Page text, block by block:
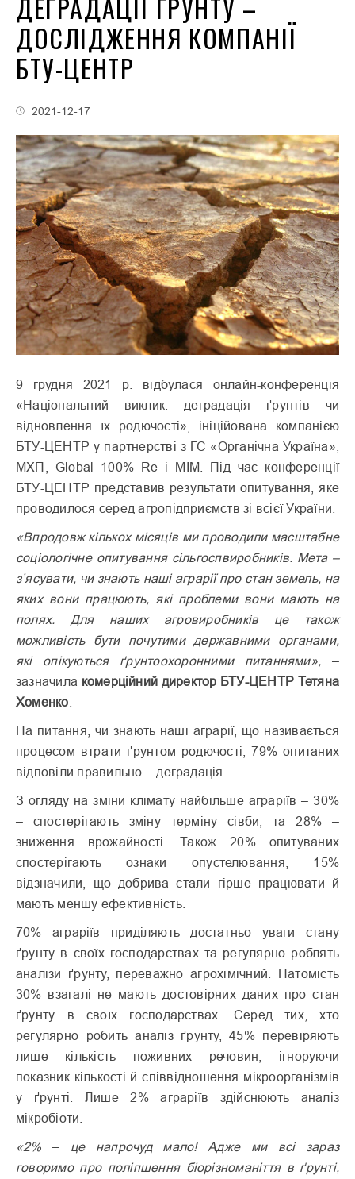
ДЕГРАДАЦІЇ ҐРУНТУ –
ДОСЛІДЖЕННЯ КОМПАНІЇ
БТУ-ЦЕНТР
2021-12-17
9 грудня 2021 р. відбулася онлайн-конференція
«Національний виклик: деградація ґрунтів чи
відновлення їх родючості», ініційована компанією
БТУ-ЦЕНТР у партнерстві з ГС «Органічна Україна»,
МХП, Global 100% Re і МІМ. Під час конференції
БТУ-ЦЕНТР представив результати опитування, яке
проводилося серед агропідприємств зі всієї України.
«Впродовж кількох місяців ми проводили масштабне
соціологічне опитування сільгоспвиробників. Мета –
з’ясувати, чи знають наші аграрії про стан земель, на
яких вони працюють, які проблеми вони мають на
полях. Для наших агровиробників це також
можливість бути почутими державними органами,
які опікуються ґрунтоохоронними питаннями», –
зазначила комерційний директор БТУ-ЦЕНТР Тетяна
Хоменко
На питання, чи знають наші аграрії, що називається
процесом втрати ґрунтом родючості, 79% опитаних
відповіли правильно – деградація.
З огляду на зміни клімату найбільше аграріїв – 30%
– спостерігають зміну терміну сівби, та 28% –
зниження врожайності. Також 20% опитуваних
спостерігають ознаки опустелювання, 15%
відзначили, що добрива стали гірше працювати й
мають меншу ефективність.
70% аграріїв приділяють достатньо уваги стану
ґрунту в своїх господарствах та регулярно роблять
аналізи ґрунту, переважно агрохімічний. Натомість
30% взагалі не мають достовірних даних про стан
ґрунту в своїх господарствах. Серед тих, хто
регулярно робить аналіз ґрунту, 45% перевіряють
лише кількість поживних речовин, ігноруючи
показник кількості й співвідношення мікроорганізмів
у ґрунті. Лише 2%
аграріїв здійснюють аналіз
мікробіоти.
«2%– це напрочуд мало! Адже ми всі зараз
говоримо про поліпшення біорізноманіття в ґрунті,